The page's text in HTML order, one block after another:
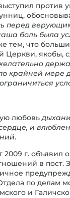
против
перед
боль была
тем, что
Церкви, якобы,
крайней мере
любовь
и
.
г. объявил
в пост.
по делам
и